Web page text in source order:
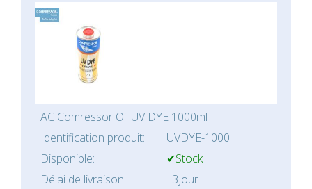
AC Comressor Oil UV DYE 1000ml
Identification produit:
UVDYE-1000
Disponible:
✔Stock
Délai de livraison:
3Jour